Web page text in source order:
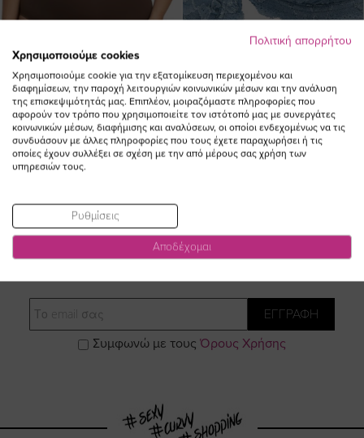
Σουτιέν plunge με μπανέλα σε
καφέ χρώμα
38,00 €
σιελ χρώμα plus size
49,00 €
ΕΓΓΡΑΦΕΙΤΕ ΣΤΟ NEWSLETTER
Email
ΕΓΓΡΑΦΗ
Συμφωνώ με τους Όρους Χρήσης
Πολιτική απορρήτου
Χρησιμοποιούμε cookies
Χρησιμοποιούμε cookie για την εξατομίκευση περιεχομένου και
διαφημίσεων, την παροχή λειτουργιών κοινωνικών μέσων και την ανάλυση
της επισκεψιμότητάς μας. Επιπλέον, μοιραζόμαστε πληροφορίες που
αφορούν τον τρόπο που χρησιμοποιείτε τον ιστότοπό μας με συνεργάτες
κοινωνικών μέσων, διαφήμισης και αναλύσεων, οι οποίοι ενδεχομένως να τις
συνδυάσουν με άλλες πληροφορίες που τους έχετε παραχωρήσει ή τις
οποίες έχουν συλλέξει σε σχέση με την από μέρους σας χρήση των
υπηρεσιών τους.
Ρυθμίσεις
Αποδέχομαι